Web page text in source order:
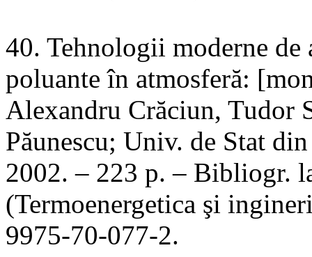
40. Tehnologii moderne de
poluante în atmosferă:
Alexandru Crăciun, Tudor
Păunescu; Univ. de Stat
2002. – 223 p. – Bibliogr.
(Termoenergetica şi
9975-70-077-2.